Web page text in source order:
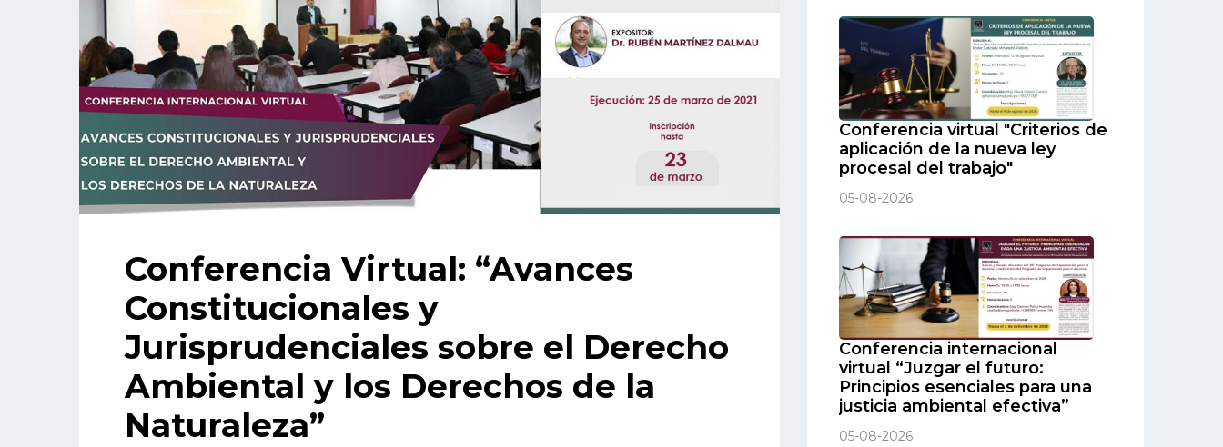
Conferencia Virtual: “Avances
Constitucionales y
Jurisprudenciales sobre el Derecho
Ambiental y los Derechos de la
Naturaleza”
Conferencia virtual "Criterios de
aplicación de la nueva ley
procesal del trabajo"
05-08-2026
Conferencia internacional
virtual “Juzgar el futuro:
Principios esenciales para una
justicia ambiental efectiva”
05-08-2026